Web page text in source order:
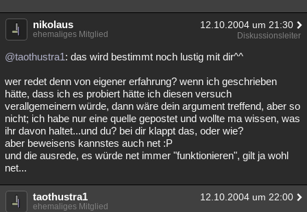
nikolaus 12.10.2004 um 21:30
ehemaliges Mitglied Diskussionsleiter
@taothustra1: das wird bestimmt noch lustig mit dir^^
wer redet denn von eigener erfahrung? wenn ich geschrieben
hätte, dass ich es probiert hätte ich diesen versuch
verallgemeinern würde, dann wäre dein argument treffend, aber so
nicht; ich habe nur eine quelle gepostet und wollte ma wissen, was
ihr davon haltet...und du? bei dir klappt das, oder wie?
aber beweisens kannstes auch net :P
und die ausrede, es würde net immer "funktionieren", gilt ja wohl
net...
taothustra1 12.10.2004 um 22:00
ehemaliges Mitglied